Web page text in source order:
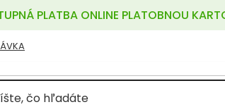
PLATBA ONLINE PLATOBNOU